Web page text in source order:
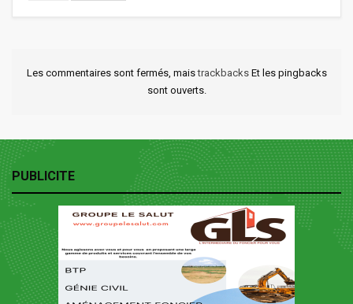
Les commentaires sont fermés, maistrackbacks Et les pingbacks
sont ouverts.
PUBLICITE